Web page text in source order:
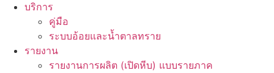
บริการ
คู่มือ
ระบบอ้อยและน้ำตาลทราย
รายงาน
รายงานการผลิต (เปิดหีบ) แบบรายภาค